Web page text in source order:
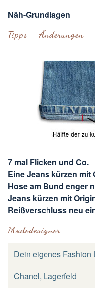
Näh-Grundlagen
Tipps - Änderungen
7 mal Flicken und Co.
Eine Jeans kürzen mit
Hose am Bund enger
Jeans kürzen mit
Reißverschluss neu
Modedesigner
Dein eigenes Fashion
Chanel, Lagerfeld